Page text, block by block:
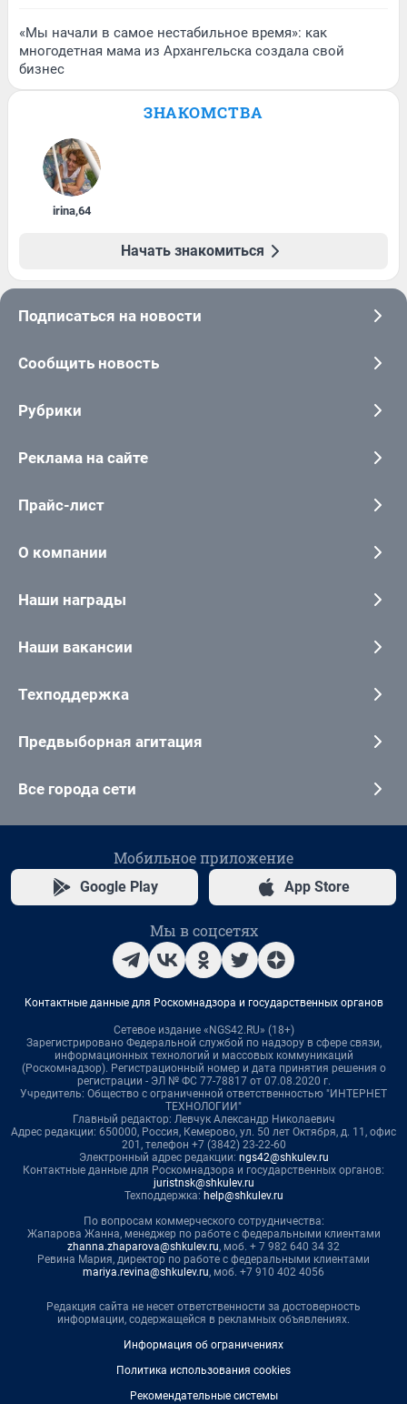
«Мы начали в самое нестабильное время»: как
многодетная мама из Архангельска создала свой
бизнес
ЗНАКОМСТВА
irina,64
Начать знакомиться
Подписаться на новости
Сообщить новость
Рубрики
Реклама на сайте
Прайс-лист
О компании
Наши награды
Наши вакансии
Техподдержка
Предвыборная агитация
Все города сети
Мобильное приложение
Google Play App Store
Мы в соцсетях
Контактные данные для Роскомнадзора и государственных органов
Сетевое издание «NGS42.RU» (18+)
Зарегистрировано Федеральной службой по надзору в сфере связи,
информационных технологий и массовых коммуникаций
(Роскомнадзор). Регистрационный номер и дата принятия решения о
регистрации - ЭЛ № ФС 77-78817 от 07.08.2020 г.
Учредитель: Общество с ограниченной ответственностью "ИНТЕРНЕТ
ТЕХНОЛОГИИ"
Главный редактор: Левчук Александр Николаевич
Адрес редакции: 650000, Россия, Кемерово, ул. 50 лет Октября, д. 11, офис
201, телефон +7 (3842) 23-22-60
Электронный адрес редакции: ngs42@shkulev.ru
Контактные данные для Роскомнадзора и государственных органов:
juristnsk@shkulev.ru
Техподдержка: help@shkulev.ru
По вопросам коммерческого сотрудничества:
Жапарова Жанна, менеджер по работе с федеральными клиентами
zhanna.zhaparova@shkulev.ru, моб. + 7 982 640 34 32
Ревина Мария, директор по работе с федеральными клиентами
mariya.revina@shkulev.ru, моб. +7 910 402 4056
Редакция сайта не несет ответственности за достоверность
информации, содержащейся в рекламных объявлениях.
Информация об ограничениях
Политика использования cookies
Рекомендательные системы